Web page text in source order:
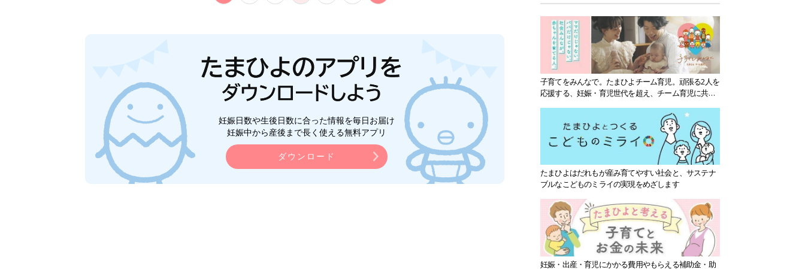
妊娠日数や生後日数に合った情報を毎日お届け
妊娠中から産後まで長く使える無料アプリ
ダウンロード
子育てをみんなで。たまひよチーム育児。頑張る2人を
応援する、妊娠・育児世代を超え、チーム育児に共感
たまひよはだれもが産み育てやすい社会と、サステナ
ブルなこどものミライの実現をめざします
妊娠・出産・育児にかかる費用やもらえる補助金・助